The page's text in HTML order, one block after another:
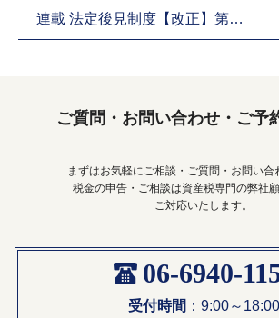
連載 法定後見制度【改正】第…
ご質問・お問い合わせ・ご予
まずはお気軽にご相談・ご質問・お問い合
税金の申告・ご相談は資産税専門の弊社
ご対応いたします。
06-6940-
受付時間 ：9:00～18:00